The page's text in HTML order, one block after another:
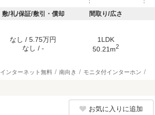
敷/礼/保証/敷引・償却 間取り/広さ
なし / 5.75万円
なし / -
1LDK
50.21m2
インターネット無料 南向き モニタ付インターホン
お気に入りに追加